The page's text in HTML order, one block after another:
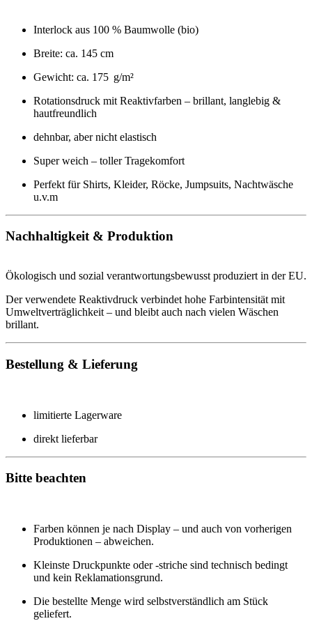
Interlock aus 100 % Baumwolle (bio)
Breite: ca. 145 cm
Gewicht: ca. 175 g/m²
Rotationsdruck mit Reaktivfarben – brillant, langlebig &
hautfreundlich
dehnbar, aber nicht elastisch
Super weich – toller Tragekomfort
Perfekt für Shirts, Kleider, Röcke, Jumpsuits, Nachtwäsche
u.v.m
Nachhaltigkeit & Produktion
Ökologisch und sozial verantwortungsbewusst produziert in der EU.
Der verwendete Reaktivdruck verbindet hohe Farbintensität mit
Umweltverträglichkeit – und bleibt auch nach vielen Wäschen
brillant.
Bestellung & Lieferung
limitierte Lagerware
direkt lieferbar
Bitte beachten
Farben können je nach Display – und auch von vorherigen
Produktionen – abweichen.
Kleinste Druckpunkte oder -striche sind technisch bedingt
und kein Reklamationsgrund.
Die bestellte Menge wird selbstverständlich am Stück
geliefert.